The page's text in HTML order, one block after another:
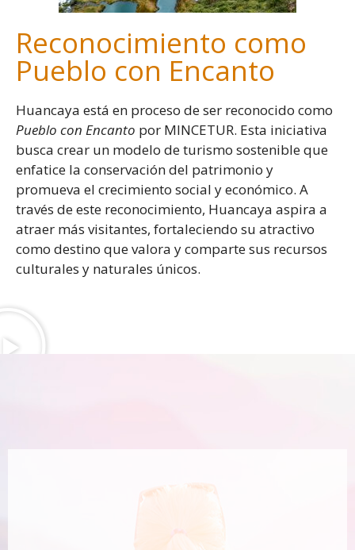
Reconocimiento como
Pueblo con Encanto
Huancaya está en proceso de ser reconocido como
Pueblo con Encanto por MINCETUR. Esta iniciativa
busca crear un modelo de turismo sostenible que
enfatice la conservación del patrimonio y
promueva el crecimiento social y económico. A
través de este reconocimiento, Huancaya aspira a
atraer más visitantes, fortaleciendo su atractivo
como destino que valora y comparte sus recursos
culturales y naturales únicos.